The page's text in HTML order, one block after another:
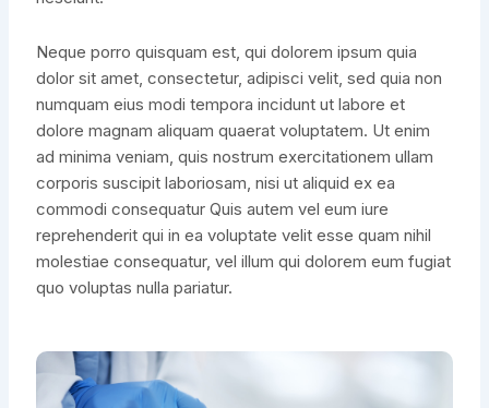
Neque porro quisquam est, qui dolorem ipsum quia
dolor sit amet, consectetur, adipisci velit, sed quia non
numquam eius modi tempora incidunt ut labore et
dolore magnam aliquam quaerat voluptatem. Ut enim
ad minima veniam, quis nostrum exercitationem ullam
corporis suscipit laboriosam, nisi ut aliquid ex ea
commodi consequatur Quis autem vel eum iure
reprehenderit qui in ea voluptate velit esse quam nihil
molestiae consequatur, vel illum qui dolorem eum fugiat
quo voluptas nulla pariatur.